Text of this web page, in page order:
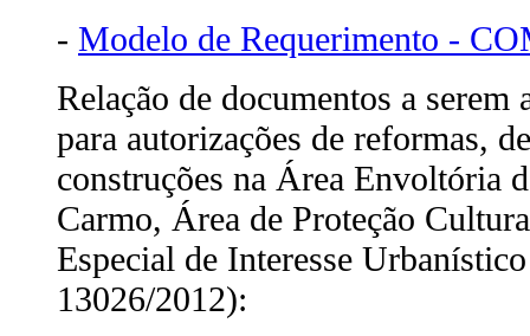
- Modelo de Requerimento -
Relação de documentos a serem
para autorizações de reformas,
construções na Área Envoltória
Carmo, Área de Proteção
Especial de Interesse
13026/2012):